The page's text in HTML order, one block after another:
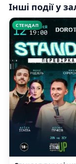
Інші події у
СТЕНДАП